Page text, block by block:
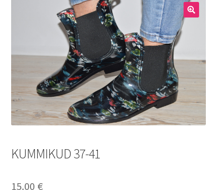
Allahindlus
KUMMIKUD 37-41
15.00 €